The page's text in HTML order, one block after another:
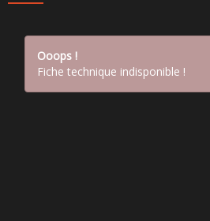
Ooops !
Fiche technique indisponible !